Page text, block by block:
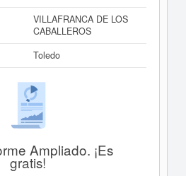
VILLAFRANCA DE LOS
CABALLEROS
Toledo
Ampliado. ¡Es
gratis!